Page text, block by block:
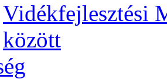
Vidékfejlesztési
között